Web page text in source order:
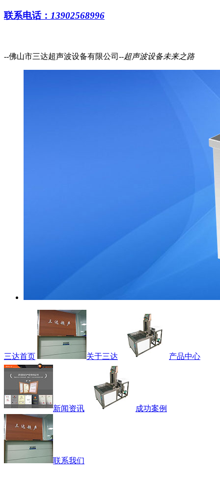
联系电话： 13902568996
--佛山市三达超声波设备有限公司--超声波设备未来之路
三达首页 关于三达 产品中心
新闻资讯 成功案例
联系我们